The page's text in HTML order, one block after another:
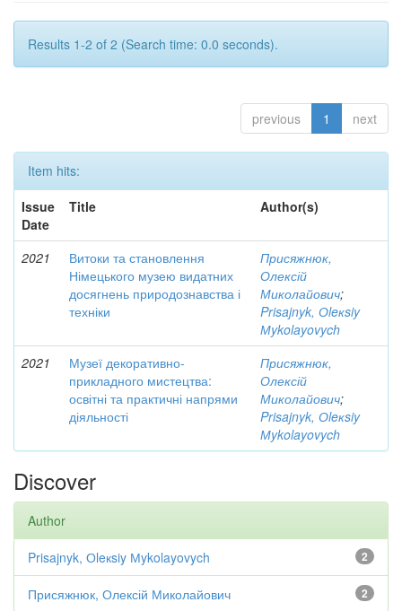
Results 1-2 of 2 (Search time: 0.0 seconds).
previous 1 next
Item hits:
Issue
Date
Title Author(s)
2021
Витоки та становлення
Німецького музею видатних
досягнень природознавства і
техніки
Присяжнюк,
Олексій
Миколайович;
Prisajnyk, Оleкsiy
Мykolayovych
2021
Музеї декоративно-
прикладного мистецтва:
освітні та практичні напрями
діяльності
Присяжнюк,
Олексій
Миколайович;
Prisajnyk, Оleкsiy
Мykolayovych
Discover
Author
2
Prisajnyk, Оleкsiy Мykolayovych
2
Присяжнюк, Олексій Миколайович